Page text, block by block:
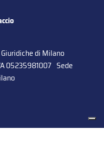
di Milano
05235981007 Sede